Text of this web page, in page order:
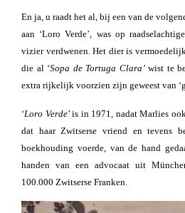
En ja, u raadt het al, bij een van de
aan ‘Loro Verde’, was op
vizier verdwenen. Het dier is
die al ‘Sopa de Tortuga Clara’wist te
extra rijkelijk voorzien zijn geweest van
‘Loro Verde’ is in 1971, nadat Marlies
dat haar Zwitserse vriend en tevens
boekhouding voerde, van de hand
handen van een advocaat uit
100.000 Zwitserse Franken.